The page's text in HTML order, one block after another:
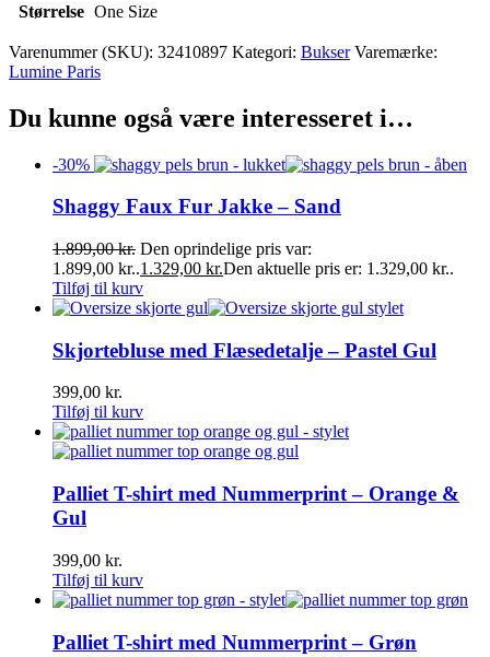
Størrelse One Size
Varenummer (SKU): 32410897 Kategori: Bukser Varemærke:
Lumine Paris
Du kunne også være interesseret i…
-30%
Shaggy Faux Fur Jakke – Sand
1.899,00kr. Den oprindelige pris var:
1.899,00 kr..1.329,00 kr.Den aktuelle pris er: 1.329,00 kr..
Tilføj til kurv
Skjortebluse med Flæsedetalje – Pastel Gul
399,00 kr.
Tilføj til kurv
Palliet T-shirt med Nummerprint – Orange &
Gul
399,00 kr.
Tilføj til kurv
Palliet T-shirt med Nummerprint – Grøn